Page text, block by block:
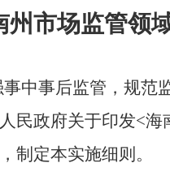
州市场监管领
事中事后监管，规范
人民政府关于印发<海
制定本实施细则。